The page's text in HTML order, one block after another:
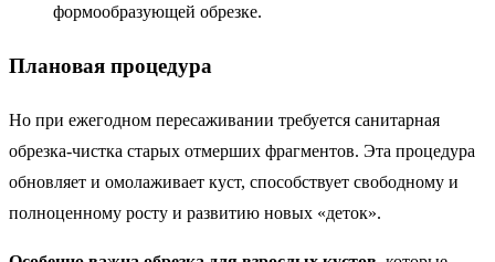
формообразующей обрезке.
Плановая процедура
Но при ежегодном пересаживании требуется санитарная
обрезка-чистка старых отмерших фрагментов. Эта процедура
обновляет и омолаживает куст, способствует свободному и
полноценному росту и развитию новых «деток».